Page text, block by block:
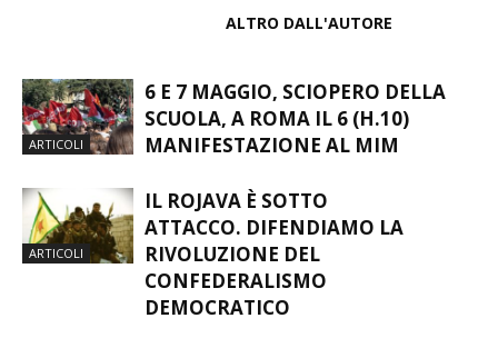
ALTRO DALL'AUTORE
ARTICOLI
6 E 7 MAGGIO, SCIOPERO DELLA
SCUOLA, A ROMA IL 6 (H.10)
MANIFESTAZIONE AL MIM
ARTICOLI
IL ROJAVA È SOTTO
ATTACCO. DIFENDIAMO LA
RIVOLUZIONE DEL
CONFEDERALISMO
DEMOCRATICO